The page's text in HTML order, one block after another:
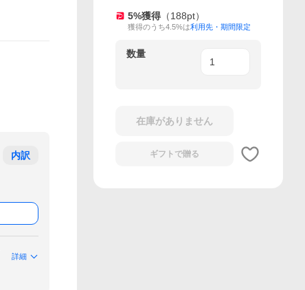
内訳
詳細
5%獲得 （188pt）
獲得のうち4.5%は利用先・期間限定
数量
在庫がありません
ギフトで贈る